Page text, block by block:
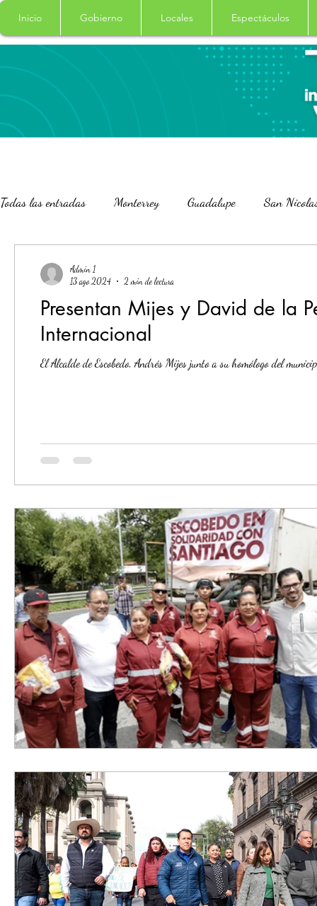
Inicio Gobierno Locales Espectáculos
Todas las entradas Monterrey Guadalupe San
Salud Columna Curiosidades Garcia
Elecciones2021NL Educación Economía
Presentan Mijes y David de la
Internacional
El Alcalde de Escobedo, Andrés Mijes junto a su homólogo del
Admin 1
13 ago 2024
2 min de lectura